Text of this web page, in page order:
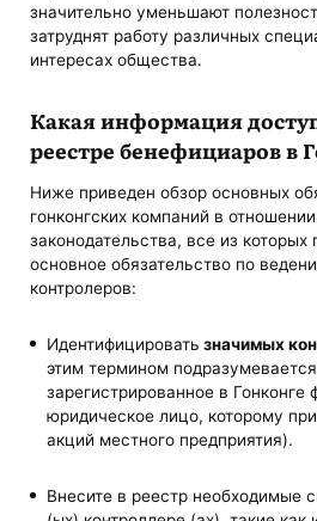
значительно уменьшают
затруднят работу различных
интересах общества.
Какая информация
реестре бенефициаров в
Ниже приведен обзор основных
гонконгских компаний в
законодательства, все из которых
основное обязательство по
контролеров:
Идентифицировать значимых
этим термином
зарегистрированное в Гонконге
юридическое лицо, которому
акций местного предприятия).
Внесите в реестр необходимые